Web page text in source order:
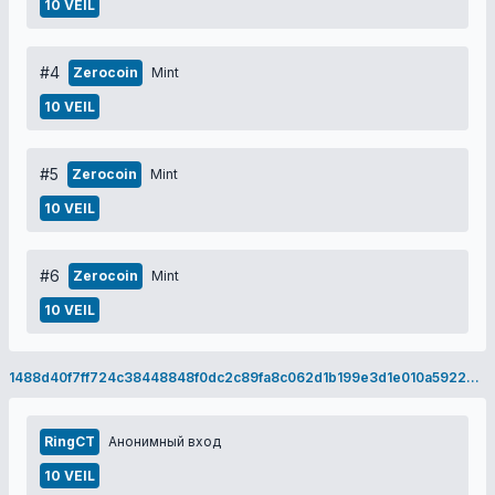
10 VEIL
#4 Zerocoin Mint
10 VEIL
#5 Zerocoin Mint
10 VEIL
#6 Zerocoin Mint
10 VEIL
1488d40f7ff724c38448848f0dc2c89fa8c062d1b199e3d1e010a59223f2bf2c
RingCT Анонимный вход
10 VEIL